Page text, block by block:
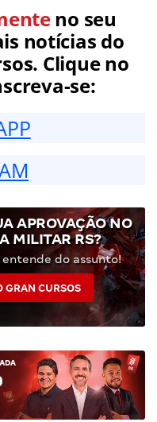
no seu
notícias do
Clique no
se:
APROVAÇÃO NO
MILITAR RS?
do assunto!
GRAN CURSOS